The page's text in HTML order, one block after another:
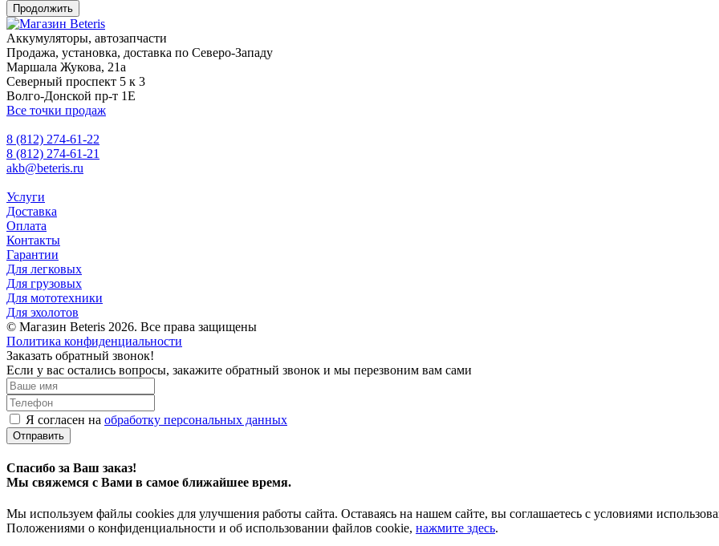
Продолжить
Аккумуляторы, автозапчасти
Продажа, установка, доставка по Северо-Западу
Маршала Жукова, 21а
Северный проспект 5 к 3
Волго-Донской пр-т 1Е
Все точки продаж
8 (812) 274-61-22
8 (812) 274-61-21
akb@beteris.ru
Услуги
Доставка
Оплата
Контакты
Гарантии
Для легковых
Для грузовых
Для мототехники
Для эхолотов
© Магазин Beteris 2026. Все права защищены
Политика конфиденциальности
Заказать обратный звонок!
Если у вас остались вопросы, закажите обратный звонок и мы перезвоним вам сами
Я согласен на обработку персональных данных
Отправить
Спасибо за Ваш заказ!
Мы свяжемся с Вами в самое ближайшее время.
Мы используем файлы cookies для улучшения работы сайта. Оставаясь на нашем сайте, вы соглашаетесь с условиями
Положениями о конфиденциальности и об использовании файлов cookie, нажмите здесь.